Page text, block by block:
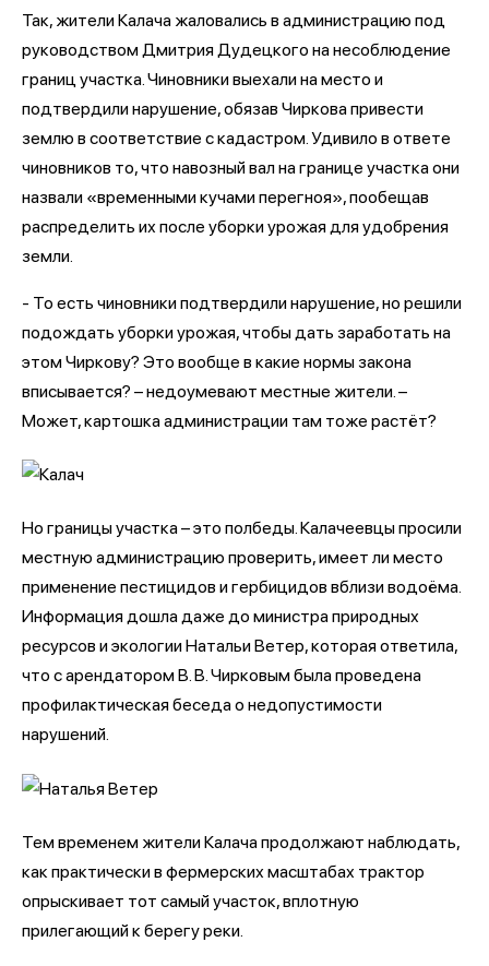
Так, жители Калача жаловались в администрацию под
руководством Дмитрия Дудецкого на несоблюдение
границ участка. Чиновники выехали на место и
подтвердили нарушение, обязав Чиркова привести
землю в соответствие с кадастром. Удивило в ответе
чиновников то, что навозный вал на границе участка они
назвали «временными кучами перегноя», пообещав
распределить их после уборки урожая для удобрения
земли.
- То есть чиновники подтвердили нарушение, но решили
подождать уборки урожая, чтобы дать заработать на
этом Чиркову? Это вообще в какие нормы закона
вписывается? – недоумевают местные жители. –
Может, картошка администрации там тоже растёт?
Но границы участка – это полбеды. Калачеевцы просили
местную администрацию проверить, имеет ли место
применение пестицидов и гербицидов вблизи водоёма.
Информация дошла даже до министра природных
ресурсов и экологии Натальи Ветер, которая ответила,
что с арендатором В. В. Чирковым была проведена
профилактическая беседа о недопустимости
нарушений.
Тем временем жители Калача продолжают наблюдать,
как практически в фермерских масштабах трактор
опрыскивает тот самый участок, вплотную
прилегающий к берегу реки.